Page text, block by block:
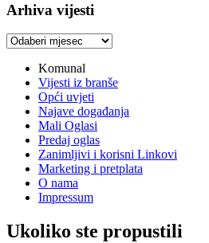
Arhiva vijesti
Arhiva
Komunal
Vijesti iz branše
Opći uvjeti
Najave događanja
Mali Oglasi
Predaj oglas
Zanimljivi i korisni Linkovi
Marketing i pretplata
O nama
Impressum
Ukoliko ste propustili